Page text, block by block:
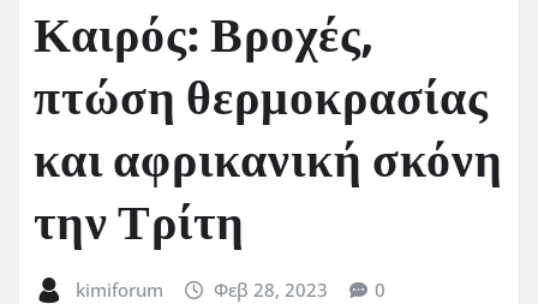
Καιρός: Βροχές,
πτώση θερμοκρασίας
και αφρικανική σκόνη
την Τρίτη
kimiforum Φεβ 28, 2023 0